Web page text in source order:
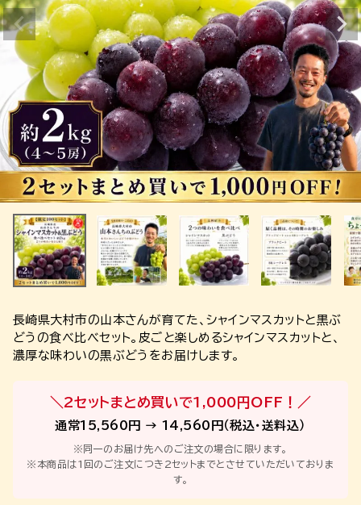
長崎県大村市の山本さんが育てた、シャインマスカットと黒ぶ
どうの食べ比べセット。皮ごと楽しめるシャインマスカットと、
濃厚な味わいの黒ぶどうをお届けします。
＼2セットまとめ買いで1,000円OFF！／
通常15,560円 → 14,560円（税込・送料込）
※同一のお届け先へのご注文の場合に限ります。
※本商品は1回のご注文につき2セットまでとさせていただいておりま
す。